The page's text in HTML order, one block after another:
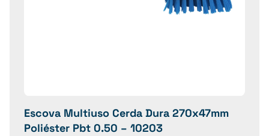
Escova Multiuso Cerda Dura 270x47mm
Poliéster Pbt 0.50 – 10203